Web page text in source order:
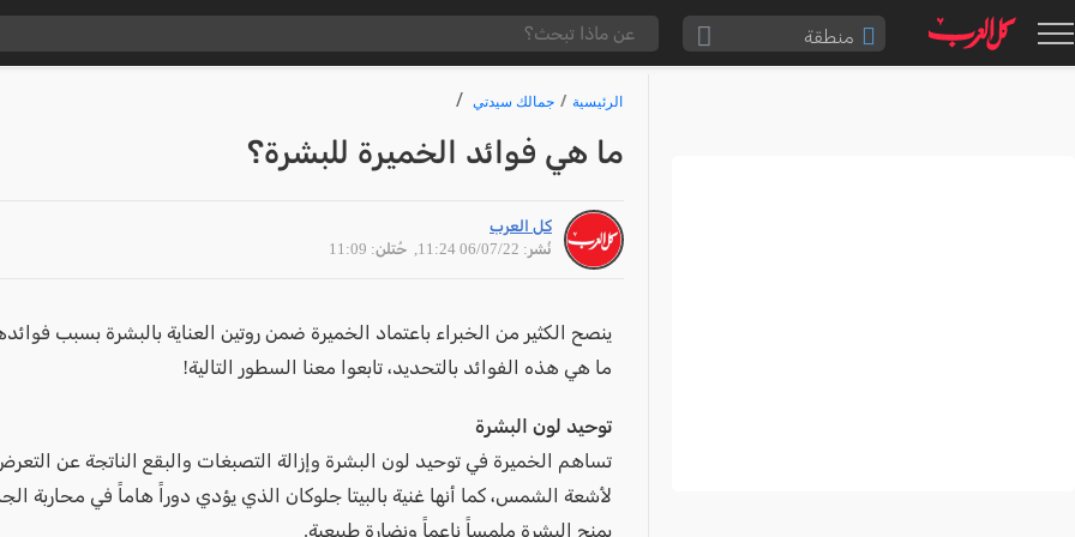
منطقة
الرئيسية جمالك سيدتي
ما هي فوائد الخميرة للبشرة؟
كل العرب
نُشر: 06/07/22 11:24
, حُتلن: 11:09
ينصح الكثير من الخبراء باعتماد الخميرة ضمن روتين العناية بالبشرة بسبب
ما هي هذه الفوائد بالتحديد، تابعوا معنا السطور التالية!
توحيد لون البشرة
تساهم الخميرة في توحيد لون البشرة وإزالة التصبغات والبقع الناتجة عن
لأشعة الشمس، كما أنها غنية بالبيتا جلوكان الذي يؤدي دوراً هاماً في محاربة
يمنح البشرة ملمساً ناعماً ونضارة طبيعية.